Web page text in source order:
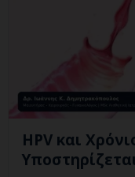
HPV και